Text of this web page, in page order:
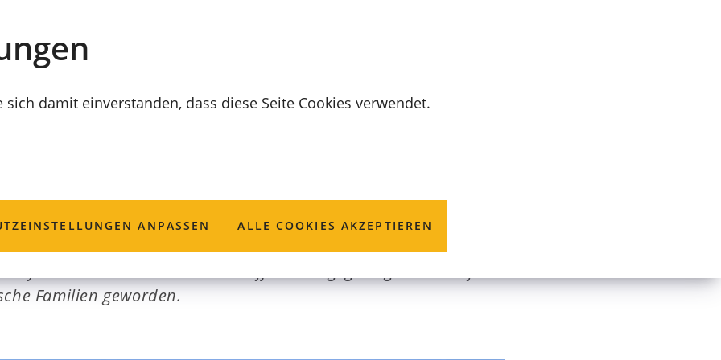
damit einverstanden, dass diese Seite Cookies verwendet.
ANPASSEN ALLE COOKIES AKZEPTIEREN
Begegnungszentrum
Familien geworden.